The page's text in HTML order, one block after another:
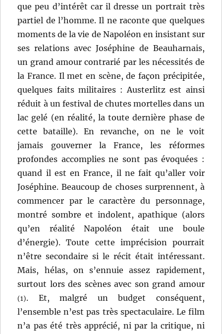
que peu d’intérêt car il dresse un portrait très
partiel de l’homme. Il ne raconte que quelques
moments de la vie de Napoléon en insistant sur
ses relations avec Joséphine de Beauharnais,
un grand amour contrarié par les nécessités de
la France. Il met en scène, de façon précipitée,
quelques faits militaires : Austerlitz est ainsi
réduit à un festival de chutes mortelles dans un
lac gelé (en réalité, la toute dernière phase de
cette bataille). En revanche, on ne le voit
jamais gouverner la France, les réformes
profondes accomplies ne sont pas évoquées :
quand il est en France, il ne fait qu’aller voir
Joséphine. Beaucoup de choses surprennent, à
commencer par le caractère du personnage,
montré sombre et indolent, apathique (alors
qu’en réalité Napoléon était une boule
d’énergie). Toute cette imprécision pourrait
n’être secondaire si le récit était intéressant.
Mais, hélas, on s’ennuie assez rapidement,
surtout lors des scènes avec son grand amour
(1). Et, malgré un budget conséquent,
l’ensemble n’est pas très spectaculaire. Le film
n’a pas été très apprécié, ni par la critique, ni